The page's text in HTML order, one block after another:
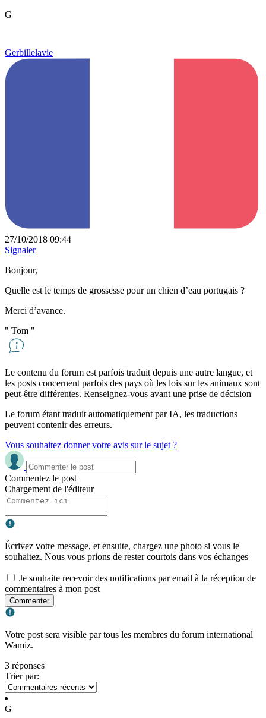
G
Gerbillelavie
27/10/2018 09:44
Signaler
Bonjour,
Quelle est le temps de grossesse pour un chien d’eau portugais ?
Merci d’avance.
" Tom "
Le contenu du forum est parfois traduit depuis une autre langue, et
les posts concernent parfois des pays où les lois sur les animaux sont
peut-être différentes. Renseignez-vous avant une prise de décision
Le forum étant traduit automatiquement par IA, les traductions
peuvent contenir des erreurs.
Vous souhaitez donner votre avis sur le sujet ?
Commentez le post
Chargement de l'éditeur
Écrivez votre message, et ensuite, chargez une photo si vous le
souhaitez. Nous vous prions de rester courtois dans vos échanges
Je souhaite recevoir des notifications par email à la réception de
commentaires à mon post
Commenter
Votre post sera visible par tous les membres du forum international
Wamiz.
3 réponses
Trier par:
G